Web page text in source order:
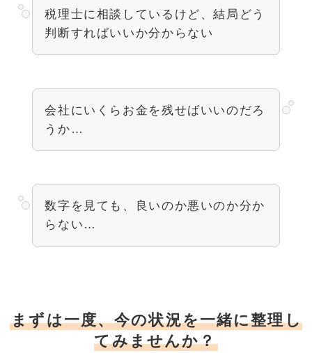
税理士に相談しているけど、結局どう
判断すればいいか分からない
会社にいくらお金を残せばいいのだろ
うか…
数字を見ても、良いのか悪いのか分か
らない…
まずは一度、今の状況を一緒に整理し
てみませんか？